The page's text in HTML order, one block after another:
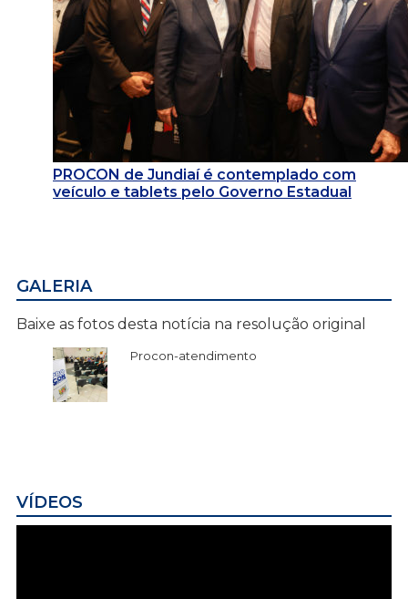
PROCON de Jundiaí é contemplado com
veículo e tablets pelo Governo Estadual
GALERIA
Baixe as fotos desta notícia na resolução original
Procon-atendimento
VÍDEOS